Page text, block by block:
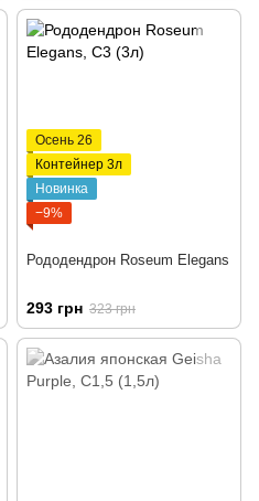
Осень 26
Контейнер 3л
Новинка
−9%
Рододендрон Roseum Elegans
293 грн 323 грн